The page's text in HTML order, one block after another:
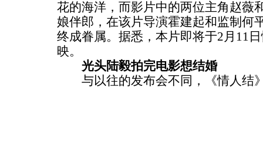
花的海洋，而影片中的两位主角赵薇
娘伴郎，在该片导演霍建起和监制何
终成眷属。据悉，本片即将于2月11
映。
光头陆毅拍完电影想结婚
与以往的发布会不同，《情人结